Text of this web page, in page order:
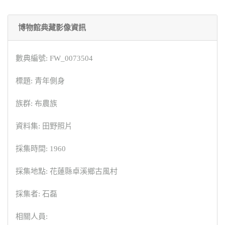
博物館典藏影像資訊
數典編號: FW_0073504
標題: 青年側身
族群: 布農族
資料集: 田野照片
採集時間: 1960
採集地點: 花蓮縣卓溪鄉古風村
採集者: 石磊
相關人員: